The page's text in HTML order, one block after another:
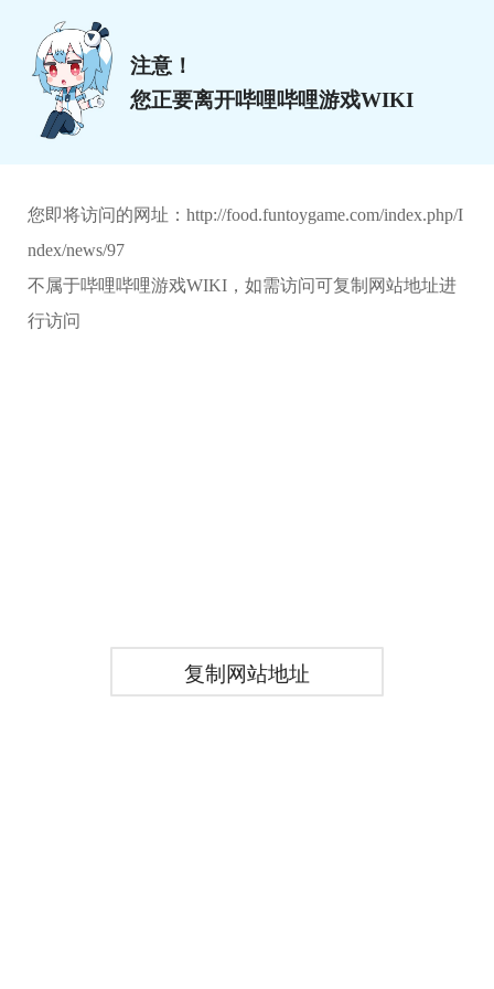
注意！
您正要离开哔哩哔哩游戏WIKI
您即将访问的网址： http://food.funtoygame.com/index.php/I
ndex/news/97
不属于哔哩哔哩游戏WIKI，如需访问可复制网站地址进
行访问
复制网站地址